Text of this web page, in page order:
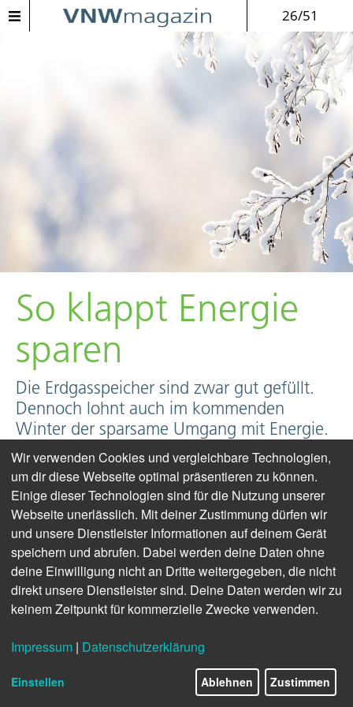
26/51
So klappt Energie
sparen
Die Erdgasspeicher sind zwar gut gefüllt.
Dennoch lohnt auch im kommenden
Winter der sparsame Umgang mit Energie.
Hamburg/Berlin.Volle Erdgasspeicher. Dennoch
haben Energiewirtschaft und Bundesnetzagentur die
Bürger aufgerufen, auch in diesem Winter mit Gas
und Energie sparsam umzugehen.
Es gebe Faktoren, die man nicht in der Hand habe,
sagt Kerstin Andreae, Chefin des Branchenverbandes
BDEW. Zwei richtig kalte Monate dürften reichen,
beschafft werden könne. Also: „Je geringer der
Verbrauch, umso geringer die Kosten und umso
höher die Energiesicherheit.“
Wir verwenden Cookies und vergleichbare Technologien,
um dir diese Webseite optimal präsentieren zu können.
Einige dieser Technologien sind für die Nutzung unserer
Webseite unerlässlich. Mit deiner Zustimmung dürfen wir
und unsere Dienstleister Informationen auf deinem Gerät
speichern und abrufen. Dabei werden deine Daten ohne
deine Einwilligung nicht an Dritte weitergegeben, die nicht
direkt unsere Dienstleister sind. Deine Daten werden wir zu
keinem Zeitpunkt für kommerzielle Zwecke verwenden.
Impressum | Datenschutzerklärung
Einstellen Ablehnen Zustimmen